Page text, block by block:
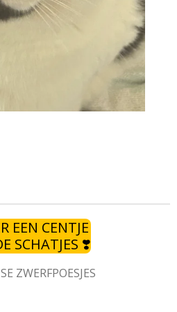
EEN CENTJE
SCHATJES ❣️
ZWERFPOESJES